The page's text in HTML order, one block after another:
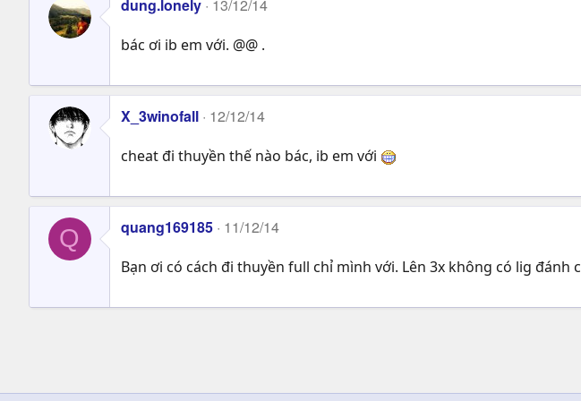
dung.lonely 13/12/14
bác ơi ib em với. @@ .
X_3winofall 12/12/14
cheat đi thuyền thế nào bác, ib em với
Q quang169185 11/12/14
Bạn ơi có cách đi thuyền full chỉ mình với. Lên 3x không có lig đánh